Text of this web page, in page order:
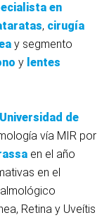
en
, cirugía
y segmento
y lentes
Universidad de
vía MIR por
en el año
en el
Retina y Uveítis